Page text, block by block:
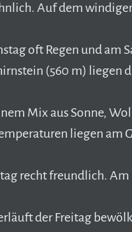
Auf dem
oft Regen und am
(560 m) liegen
Mix aus Sonne,
liegen am
recht freundlich. Am
der Freitag